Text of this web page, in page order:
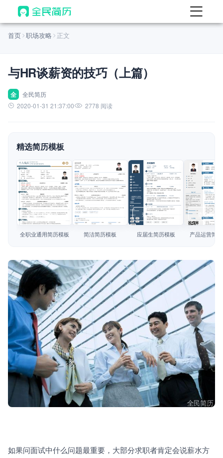
首页
AI 生成简历
AI 优化简历
AI 翻译简历
AI 模拟面试
面试自我介绍
AI 职场工具 New
简历模板
简历教程
首页 职场攻略 正文
与HR谈薪资的技巧（上篇）
全
全民简历
2020-01-31 21:37:00
2778 阅读
精选简历模板
查看模板
全职业通用简历模板
查看模板
简洁简历模板
查看模板
应届生简历模板
查看模板
产品运营简
如果问面试中什么问题最重要，大部分求职者肯定会说薪水方